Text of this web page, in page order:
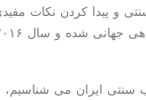
و پیدا كردن نكات
نوبل پزشكی را به طب سنتی چین دادند.
سنتی ایران می